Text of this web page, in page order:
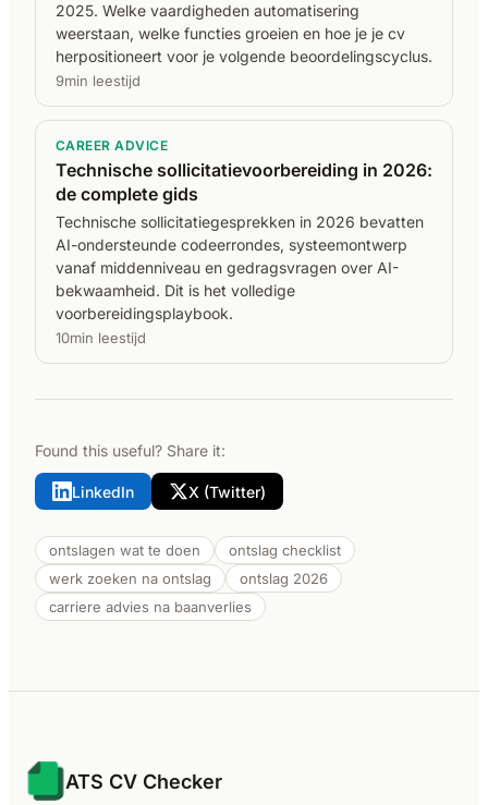
2025. Welke vaardigheden automatisering
weerstaan, welke functies groeien en hoe je je cv
herpositioneert voor je volgende beoordelingscyclus.
9min leestijd
CAREER ADVICE
Technische sollicitatievoorbereiding in 2026:
de complete gids
Technische sollicitatiegesprekken in 2026 bevatten
AI-ondersteunde codeerrondes, systeemontwerp
vanaf middenniveau en gedragsvragen over AI-
bekwaamheid. Dit is het volledige
voorbereidingsplaybook.
10min leestijd
Found this useful? Share it:
LinkedIn X (Twitter)
ontslagen wat te doen
ontslag checklist
werk zoeken na ontslag
ontslag 2026
carriere advies na baanverlies
ATS CV Checker